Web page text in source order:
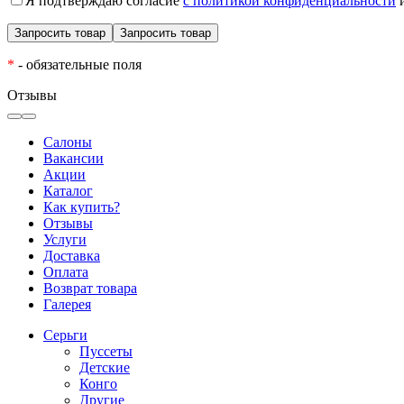
* - обязательные поля
Отзывы
Салоны
Вакансии
Акции
Каталог
Как купить?
Отзывы
Услуги
Доставка
Оплата
Возврат товара
Галерея
Серьги
Пуссеты
Детские
Конго
Другие